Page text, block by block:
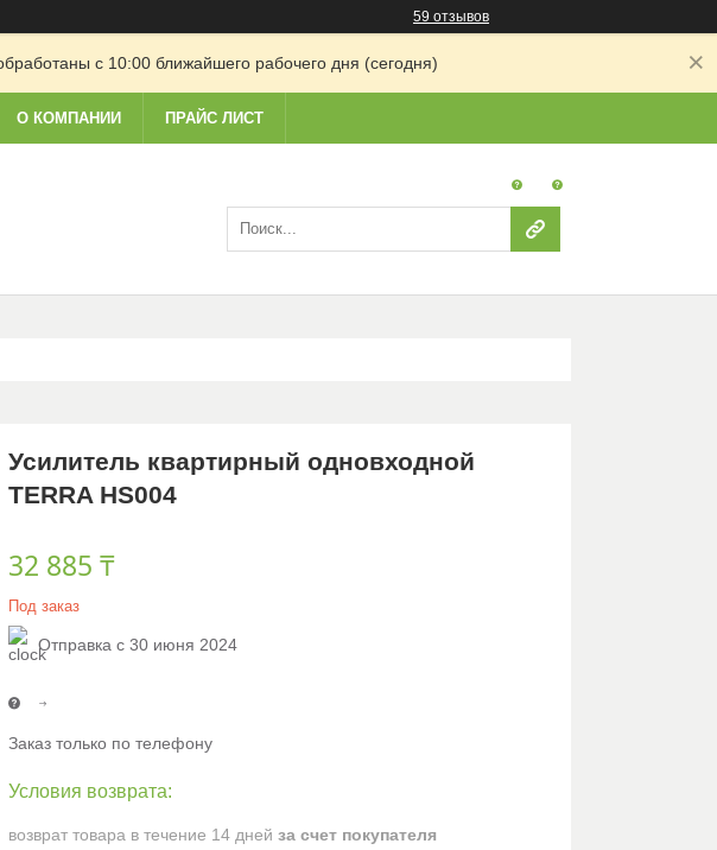
59 отзывов
с 10:00 ближайшего рабочего дня (сегодня)
О КОМПАНИИ ПРАЙС ЛИСТ
Усилитель квартирный одновходной
TERRA HS004
32 885 ₸
Под заказ
Отправка с 30 июня 2024
Заказ только по телефону
возврат товара в течение 14 дней за счет покупателя